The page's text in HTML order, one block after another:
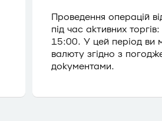
Проведення операцій
під час активних
15:00. У цей період ви
валюту згідно з
документами.